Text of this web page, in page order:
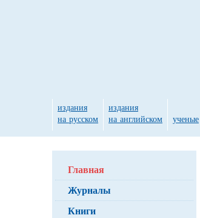
Главная
Журналы
Книги
издания
на русском
издания
на английском
ученые